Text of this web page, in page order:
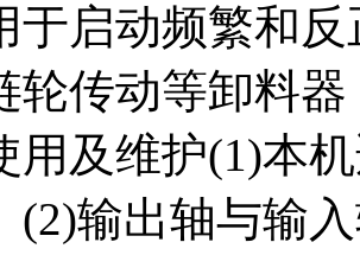
于启动频繁和
轮传动等卸料
用及维护(1)本
(2)输出轴与输